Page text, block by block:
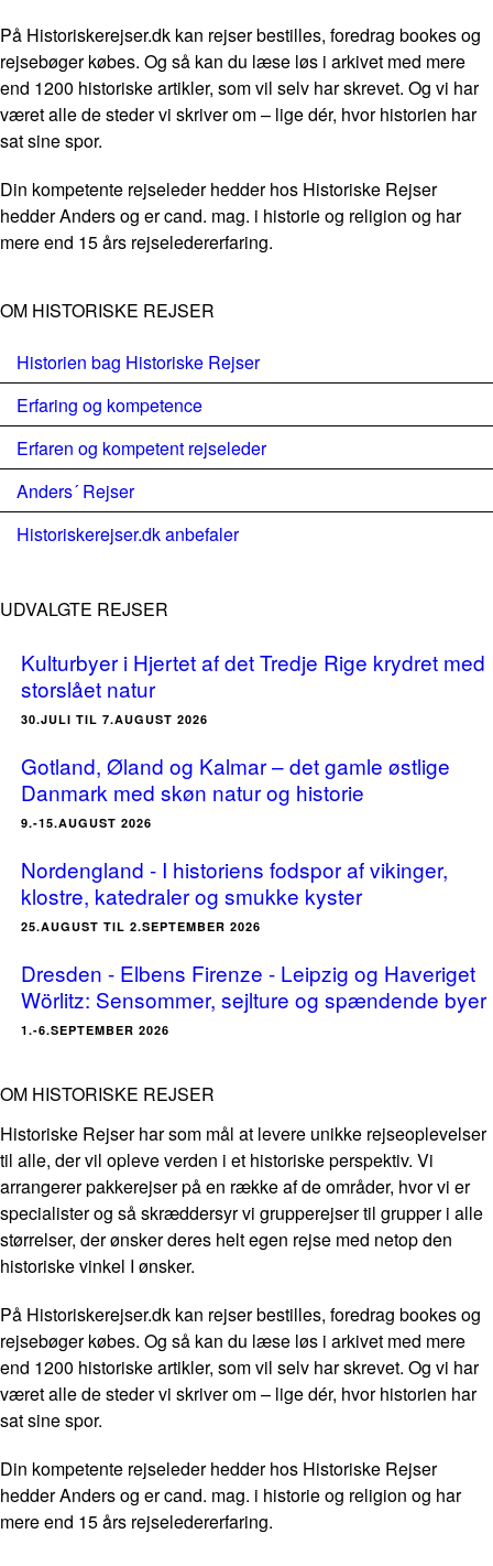
På Historiskerejser.dk kan rejser bestilles, foredrag bookes og
rejsebøger købes. Og så kan du læse løs i arkivet med mere
end 1200 historiske artikler, som vil selv har skrevet. Og vi har
været alle de steder vi skriver om – lige dér, hvor historien har
sat sine spor.
Din kompetente rejseleder hedder hos Historiske Rejser
hedder Anders og er cand. mag. i historie og religion og har
mere end 15 års rejseledererfaring.
OM HISTORISKE REJSER
Historien bag Historiske Rejser
Erfaring og kompetence
Erfaren og kompetent rejseleder
Anders´ Rejser
Historiskerejser.dk anbefaler
UDVALGTE REJSER
Kulturbyer i Hjertet af det Tredje Rige krydret med
storslået natur
30.JULI TIL 7.AUGUST 2026
Gotland, Øland og Kalmar – det gamle østlige
Danmark med skøn natur og historie
9.-15.AUGUST 2026
Nordengland - I historiens fodspor af vikinger,
klostre, katedraler og smukke kyster
25.AUGUST TIL 2.SEPTEMBER 2026
Dresden - Elbens Firenze - Leipzig og Haveriget
Wörlitz: Sensommer, sejlture og spændende byer
1.-6.SEPTEMBER 2026
OM HISTORISKE REJSER
Historiske Rejser har som mål at levere unikke rejseoplevelser
til alle, der vil opleve verden i et historiske perspektiv. Vi
arrangerer pakkerejser på en række af de områder, hvor vi er
specialister og så skræddersyr vi grupperejser til grupper i alle
størrelser, der ønsker deres helt egen rejse med netop den
historiske vinkel I ønsker.
På Historiskerejser.dk kan rejser bestilles, foredrag bookes og
rejsebøger købes. Og så kan du læse løs i arkivet med mere
end 1200 historiske artikler, som vil selv har skrevet. Og vi har
været alle de steder vi skriver om – lige dér, hvor historien har
sat sine spor.
Din kompetente rejseleder hedder hos Historiske Rejser
hedder Anders og er cand. mag. i historie og religion og har
mere end 15 års rejseledererfaring.